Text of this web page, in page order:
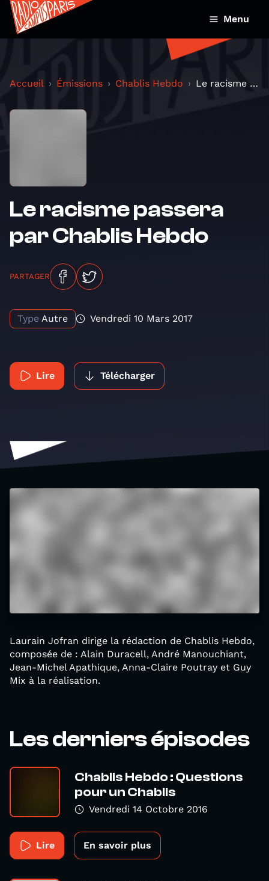
Menu
Accueil Émissions Chablis Hebdo Le racisme passera par Chablis Hebdo
Le racisme passera
par Chablis Hebdo
PARTAGER
Type Autre Vendredi 10 Mars 2017
Lire Télécharger
Laurain Jofran dirige la rédaction de Chablis Hebdo,
composée de : Alain Duracell, André Manouchiant,
Jean-Michel Apathique, Anna-Claire Poutray et Guy
Mix à la réalisation.
Les derniers épisodes
Chablis Hebdo : Questions
pour un Chablis
Vendredi 14 Octobre 2016
Lire En savoir plus